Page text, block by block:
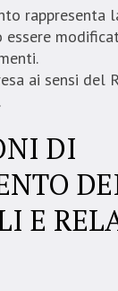
rappresenta
ai sensi del
DI
E